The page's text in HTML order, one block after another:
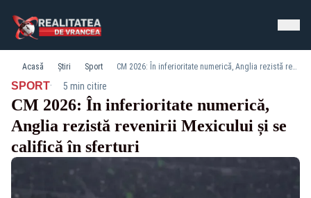
Acasă Știri Sport CM 2026: În inferioritate numerică, Anglia rezistă revenirii Mexicului și se califică în sferturi
SPORT· 5 min citire
CM 2026: În inferioritate numerică,
Anglia rezistă revenirii Mexicului și se
califică în sferturi